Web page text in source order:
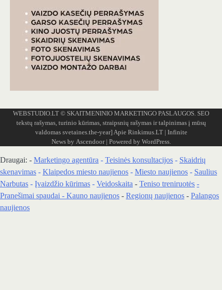
WEBSTUDIO.LT © SKAITMENINIO MARKETINGO PASLAUGOS. SEO
tekstų rašymas, turinio kūrimas, straipsnių rašymas ir talpinimas į mūsų
valdomas svetaines.the-year]Apie Rinkimus.LT| Infinite
News by Ascendoor| Powered by WordPress.
Draugai: - Marketingo agentūra - Teisinės konsultacijos - Skaidrių
skenavimas - Klaipedos miesto naujienos - Miesto naujienos - Saulius
Narbutas - Įvaizdžio kūrimas - Veidoskaita - Teniso treniruotės -
Pranešimai spaudai - Kauno naujienos - Regionų naujienos - Palangos
naujienos